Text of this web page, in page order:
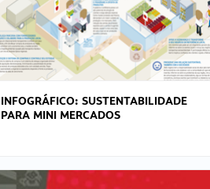
INFOGRÁFICO: SUSTENTABILIDADE
PARA MINI MERCADOS